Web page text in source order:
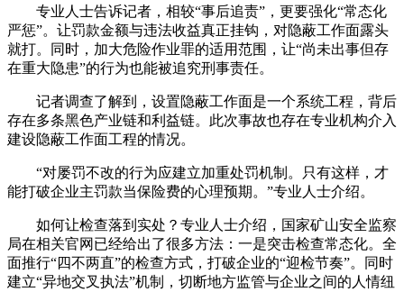
专业人士告诉记者，相较“事后追责”，更要强化“常态化
严惩”。让罚款金额与违法收益真正挂钩，对隐蔽工作面露头
就打。同时，加大危险作业罪的适用范围，让“尚未出事但存
在重大隐患”的行为也能被追究刑事责任。
记者调查了解到，设置隐蔽工作面是一个系统工程，背后
存在多条黑色产业链和利益链。此次事故也存在专业机构介入
建设隐蔽工作面工程的情况。
“对屡罚不改的行为应建立加重处罚机制。只有这样，才
能打破企业主罚款当保险费的心理预期。”专业人士介绍。
如何让检查落到实处？专业人士介绍，国家矿山安全监察
局在相关官网已经给出了很多方法：一是突击检查常态化。全
面推行“四不两直”的检查方式，打破企业的“迎检节奏”。同时
建立“异地交叉执法”机制，切断地方监管与企业之间的人情纽